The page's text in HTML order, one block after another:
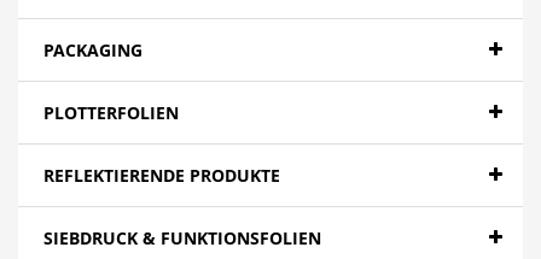
PACKAGING
PLOTTERFOLIEN
REFLEKTIERENDE PRODUKTE
SIEBDRUCK & FUNKTIONSFOLIEN